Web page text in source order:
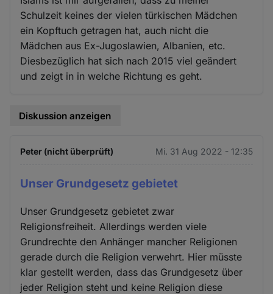
Schulzeit keines der vielen türkischen Mädchen
ein Kopftuch getragen hat, auch nicht die
Mädchen aus Ex-Jugoslawien, Albanien, etc.
Diesbezüglich hat sich nach 2015 viel geändert
und zeigt in in welche Richtung es geht.
Diskussion anzeigen
Peter (nicht überprüft) Mi. 31 Aug 2022 - 12:35
Unser Grundgesetz gebietet
Unser Grundgesetz gebietet zwar
Religionsfreiheit. Allerdings werden viele
Grundrechte den Anhänger mancher Religionen
gerade durch die Religion verwehrt. Hier müsste
klar gestellt werden, dass das Grundgesetz über
jeder Religion steht und keine Religion diese